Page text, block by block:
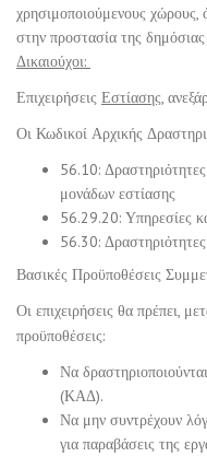
χρησιμοποιούμενους
στην προστασία της δημόσιας
Δικαιούχοι:
Επιχειρήσεις Εστίασης
Οι Κωδικοί Αρχικής
56.10:
μονάδων εστίασης
56.29.20: Υπηρεσίες
56.30:
Βασικές Προϋποθέσεις
Οι επιχειρήσεις θα πρέπει,
προϋποθέσεις:
Να
(ΚΑΔ).
Να μην συντρέχουν
για παραβάσεις της